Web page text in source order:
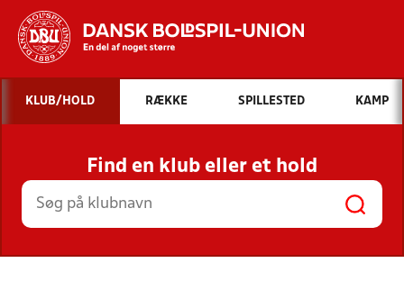
Hvad vil du søge efter?
INDHOLD OG NYHEDER
STILLINGER, RESULTATER, KLUBBER OG
HOLD
KLUB/HOLD RÆKKE SPILLESTED KAMP
Find en klub eller et hold